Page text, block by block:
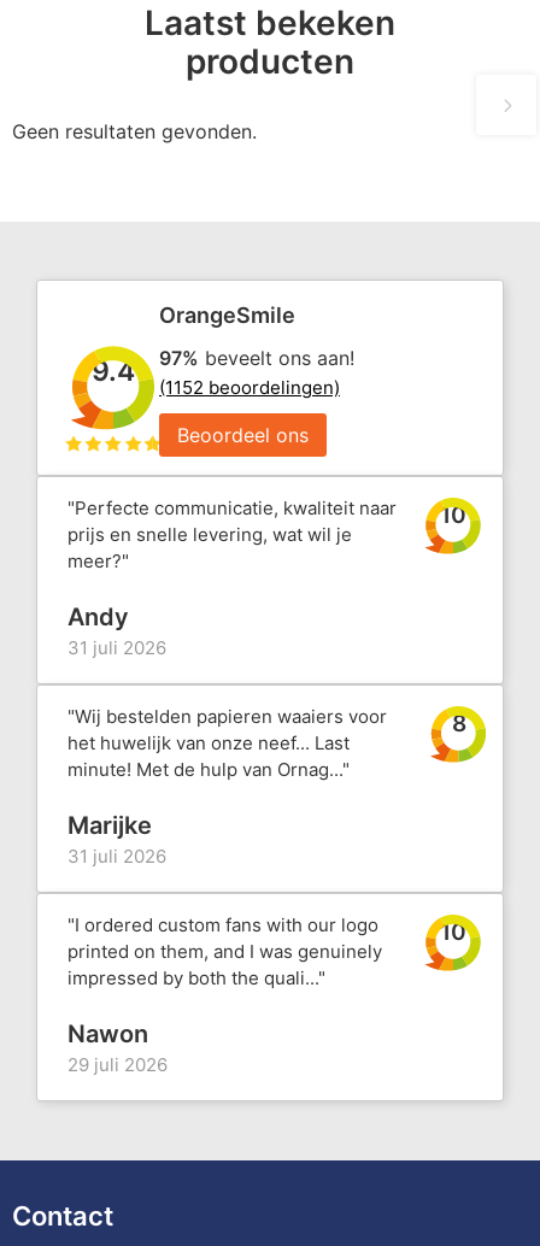
Laatst bekeken
producten
Geen resultaten gevonden.
9.4
OrangeSmile
97% beveelt ons aan!
(1152 beoordelingen)
Beoordeel ons
"Perfecte communicatie, kwaliteit naar
prijs en snelle levering, wat wil je
meer?"
10
Andy
31 juli 2026
"Wij bestelden papieren waaiers voor
het huwelijk van onze neef... Last
minute! Met de hulp van Ornag..."
8
Marijke
31 juli 2026
"I ordered custom fans with our logo
printed on them, and I was genuinely
impressed by both the quali..."
10
Nawon
29 juli 2026
Contact